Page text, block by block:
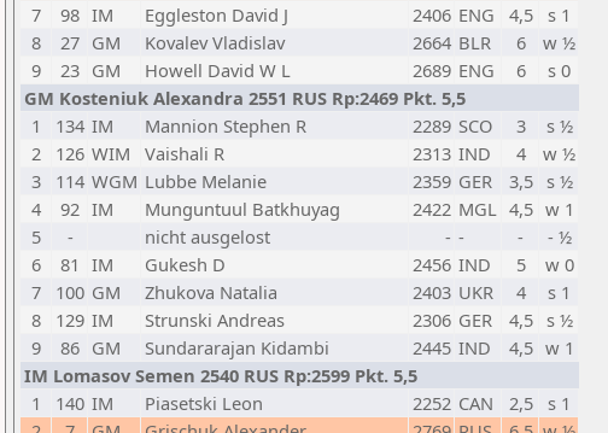
7
98 IM Eggleston David J 2406 ENG 4,5
s 1
8
27 GM Kovalev Vladislav 2664 BLR 6
w ½
9
23 GM Howell David W L 2689 ENG 6
s 0
GM Kosteniuk Alexandra 2551 RUS Rp:2469 Pkt. 5,5
1
134 IM Mannion Stephen R 2289 SCO 3
s ½
2
126 WIM Vaishali R 2313 IND 4
w ½
3
114 WGM Lubbe Melanie 2359 GER 3,5
s ½
4
92 IM Munguntuul Batkhuyag 2422 MGL 4,5 w 1
5
- nicht ausgelost - - -
- ½
6
81 IM Gukesh D 2456 IND 5
w 0
7
100 GM Zhukova Natalia 2403 UKR 4
s 1
8
129 IM Strunski Andreas 2306 GER 4,5 s ½
9
86 GM Sundararajan Kidambi 2445 IND 4,5 w 1
IM Lomasov Semen 2540 RUS Rp:2599 Pkt. 5,5
1
140 IM Piasetski Leon 2252 CAN 2,5
s 1